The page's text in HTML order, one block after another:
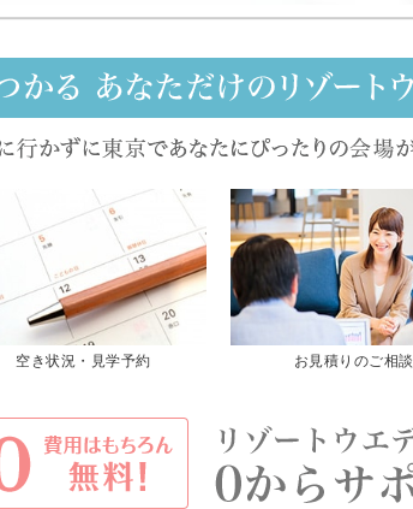
空き状況・見学予約 お見積りのご相談